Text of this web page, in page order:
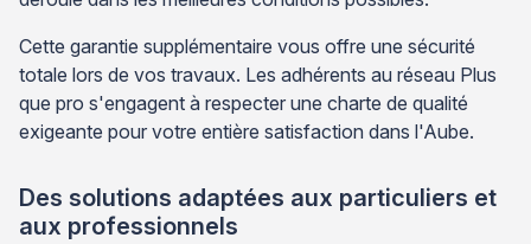
Cette garantie supplémentaire vous offre une sécurité
totale lors de vos travaux. Les adhérents au réseau Plus
que pro s'engagent à respecter une charte de qualité
exigeante pour votre entière satisfaction dans l'Aube.
Des solutions adaptées aux particuliers et
aux professionnels